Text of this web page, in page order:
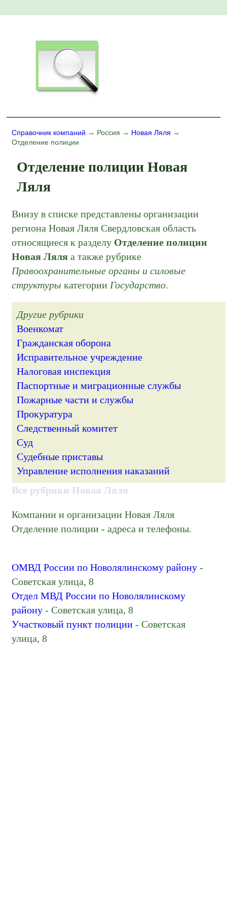
Справочник компаний → Россия → Новая Ляля →
Отделение полиции
Отделение полиции Новая
Ляля
Внизу в списке представлены организации
региона Новая Ляля Свердловская область
относящиеся к разделу Отделение полиции
Новая Ляля а также рубрике
Правоохранительные органы и силовые
структуры категории Государство.
Другие рубрики
Военкомат
Гражданская оборона
Исправительное учреждение
Налоговая инспекция
Паспортные и миграционные службы
Пожарные части и службы
Прокуратура
Следственный комитет
Суд
Судебные приставы
Управление исполнения наказаний
Все рубрики Новая Ляля
Компании и организации Новая Ляля
Отделение полиции - адреса и телефоны.
ОМВД России по Новолялинскому району -
Советская улица, 8
Отдел МВД России по Новолялинскому
району - Советская улица, 8
Участковый пункт полиции - Советская
улица, 8